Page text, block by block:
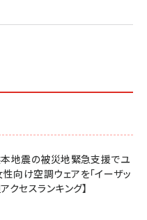
本地震の被災地緊急支援でユ
向け空調ウェアを「イーザッ
クセスランキング】